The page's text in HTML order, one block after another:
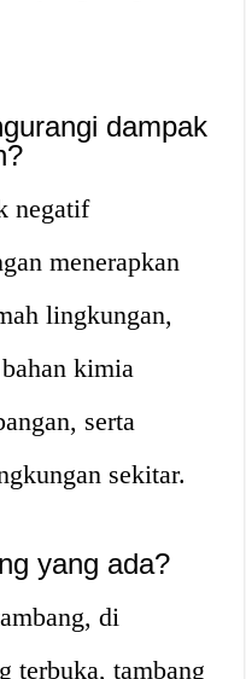
dampak
negatif
menerapkan
lingkungan,
kimia
serta
sekitar.
yang ada?
di
terbuka, tambang